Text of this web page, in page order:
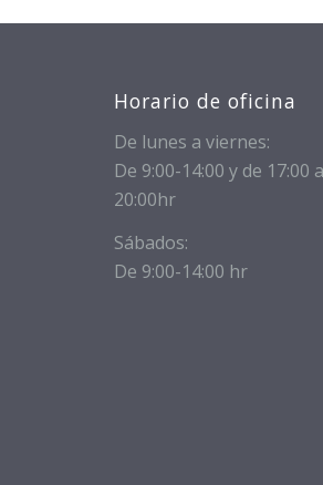
Horario de oficina
De lunes a viernes:
De 9:00-14:00 y de 17:00 a
20:00hr
Sábados:
De 9:00-14:00 hr